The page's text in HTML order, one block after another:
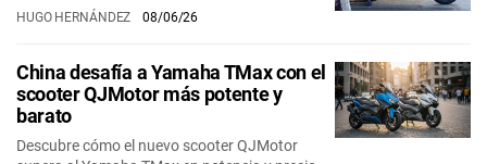
HUGO HERNÁNDEZ 08/06/26
China desafía a Yamaha TMax con el
scooter QJMotor más potente y
barato
Descubre cómo el nuevo scooter QJMotor